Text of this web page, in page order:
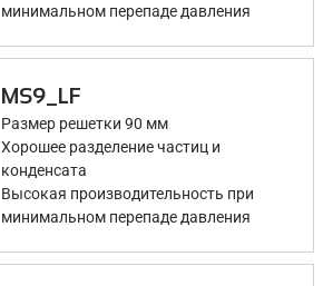
минимальном перепаде давления
MS9_LF
Размер решетки 90 мм
Хорошее разделение частиц и
конденсата
Высокая производительность при
минимальном перепаде давления